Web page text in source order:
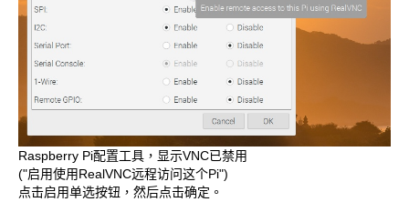
Raspberry Pi配置工具，显示VNC已禁用
("启用使用RealVNC远程访问这个Pi")
点击启用单选按钮，然后点击确定。